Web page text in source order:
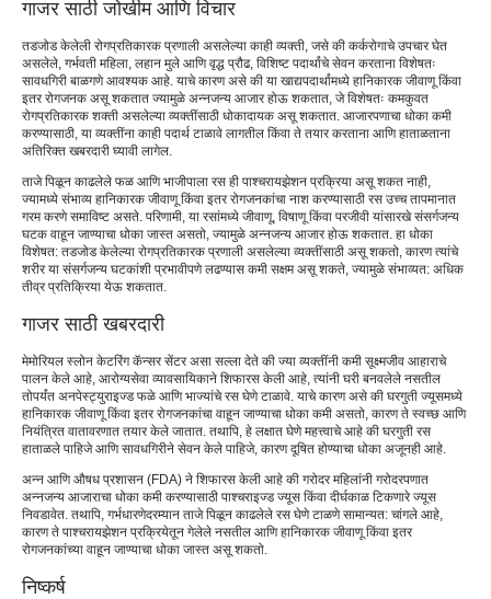
गाजर साठी जोखीम आणि विचार
तडजोड केलेली रोगप्रतिकारक प्रणाली असलेल्या काही व्यक्ती, जसे की कर्करोगाचे उपचार घेत
असलेले, गर्भवती महिला, लहान मुले आणि वृद्ध प्रौढ, विशिष्ट पदार्थांचे सेवन करताना विशेषतः
सावधगिरी बाळगणे आवश्यक आहे. याचे कारण असे की या खाद्यपदार्थांमध्ये हानिकारक जीवाणू किंवा
इतर रोगजनक असू शकतात ज्यामुळे अन्नजन्य आजार होऊ शकतात, जे विशेषतः कमकुवत
रोगप्रतिकारक शक्ती असलेल्या व्यक्तींसाठी धोकादायक असू शकतात. आजारपणाचा धोका कमी
करण्यासाठी, या व्यक्तींना काही पदार्थ टाळावे लागतील किंवा ते तयार करताना आणि हाताळताना
अतिरिक्त खबरदारी घ्यावी लागेल.
ताजे पिळून काढलेले फळ आणि भाजीपाला रस ही पाश्चरायझेशन प्रक्रिया असू शकत नाही,
ज्यामध्ये संभाव्य हानिकारक जीवाणू किंवा इतर रोगजनकांचा नाश करण्यासाठी रस उच्च तापमानात
गरम करणे समाविष्ट असते. परिणामी, या रसांमध्ये जीवाणू, विषाणू किंवा परजीवी यांसारखे संसर्गजन्य
घटक वाहून जाण्याचा धोका जास्त असतो, ज्यामुळे अन्नजन्य आजार होऊ शकतात. हा धोका
विशेषत: तडजोड केलेल्या रोगप्रतिकारक प्रणाली असलेल्या व्यक्तींसाठी असू शकतो, कारण त्यांचे
शरीर या संसर्गजन्य घटकांशी प्रभावीपणे लढण्यास कमी सक्षम असू शकते, ज्यामुळे संभाव्यत: अधिक
तीव्र प्रतिक्रिया येऊ शकतात.
गाजर साठी खबरदारी
मेमोरियल स्लोन केटरिंग कॅन्सर सेंटर असा सल्ला देते की ज्या व्यक्तींनी कमी सूक्ष्मजीव आहाराचे
पालन केले आहे, आरोग्यसेवा व्यावसायिकाने शिफारस केली आहे, त्यांनी घरी बनवलेले नसतील
तोपर्यंत अनपेस्ट्युराइज्ड फळे आणि भाज्यांचे रस घेणे टाळावे. याचे कारण असे की घरगुती ज्यूसमध्ये
हानिकारक जीवाणू किंवा इतर रोगजनकांचा वाहून जाण्याचा धोका कमी असतो, कारण ते स्वच्छ आणि
नियंत्रित वातावरणात तयार केले जातात. तथापि, हे लक्षात घेणे महत्त्वाचे आहे की घरगुती रस
हाताळले पाहिजे आणि सावधगिरीने सेवन केले पाहिजे, कारण दूषित होण्याचा धोका अजूनही आहे.
अन्न आणि औषध प्रशासन (FDA) ने शिफारस केली आहे की गरोदर महिलांनी गरोदरपणात
अन्नजन्य आजाराचा धोका कमी करण्यासाठी पाश्चराइज्ड ज्यूस किंवा दीर्घकाळ टिकणारे ज्यूस
निवडावेत. तथापि, गर्भधारणेदरम्यान ताजे पिळून काढलेले रस घेणे टाळणे सामान्यत: चांगले आहे,
कारण ते पाश्चरायझेशन प्रक्रियेतून गेलेले नसतील आणि हानिकारक जीवाणू किंवा इतर
रोगजनकांच्या वाहून जाण्याचा धोका जास्त असू शकतो.
निष्कर्ष